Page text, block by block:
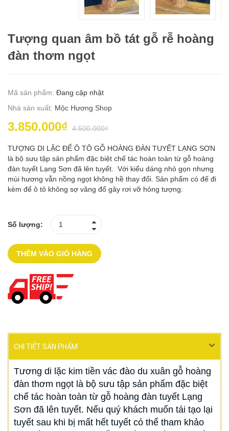
Tượng quan âm bồ tát gỗ rễ hoàng
đàn thơm ngọt
Mã sản phẩm: Đang cập nhật
Nhà sản xuất: Mộc Hương Shop
3.850.000₫ 4.500.000₫
TƯỢNG DI LẶC ĐỂ Ô TÔ GỖ HOÀNG ĐÀN TUYẾT LẠNG SƠN
là bộ sưu tập sản phẩm đặc biệt chế tác hoàn toàn từ gỗ hoàng
đàn tuyết Lạng Sơn đã lên tuyết. Với kiểu dáng nhỏ gọn nhưng
mùi hương vẫn nồng ngọt không hề thay đổi. Sản phẩm có đế đi
kèm để ô tô không sợ văng đổ gây rơi vỡ hỏng tượng.
Số lượng:
THÊM VÀO GIỎ HÀNG
CHI TIẾT SẢN PHẨM
Tương di lặc kim tiền vác đào du xuân gỗ hoàng
đàn thơm ngọt là bộ sưu tập sản phẩm đặc biệt
chế tác hoàn toàn từ gỗ hoàng đàn tuyết Lạng
Sơn đã lên tuyết. Nếu quý khách muốn tái tạo lại
tuyết sau khi bị mất hết tuyết có thể tham khảo